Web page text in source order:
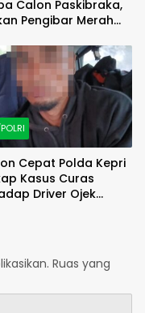
Calon Paskibraka,
Pengibar Merah
Cepat Polda Kepri
Kasus Curas
Driver Ojek
Ruas yang